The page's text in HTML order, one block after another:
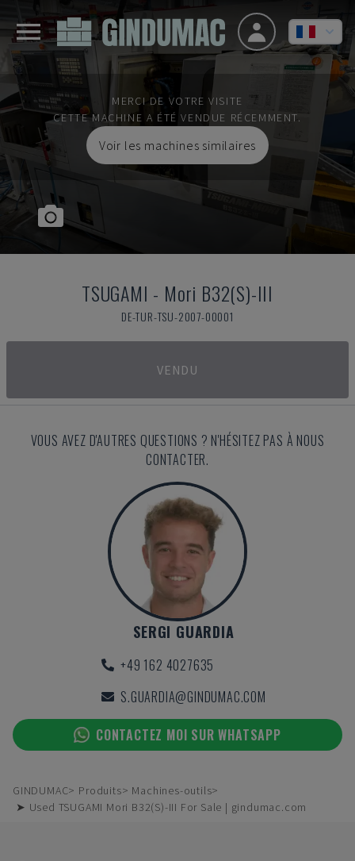
MERCI DE VOTRE VISITE
CETTE MACHINE A ÉTÉ VENDUE RÉCEMMENT.
Voir les machines similaires
TSUGAMI - Mori B32(S)-III
DE-TUR-TSU-2007-00001
VENDU
VOUS AVEZ D'AUTRES QUESTIONS ? N'HÉSITEZ PAS À NOUS
CONTACTER.
SERGI GUARDIA
+49 162 4027635
S.GUARDIA@GINDUMAC.COM
CONTACTEZ MOI SUR WHATSAPP
GINDUMAC Produits
Machines-outils
➤ Used TSUGAMI Mori B32(S)-III For Sale | gindumac.com